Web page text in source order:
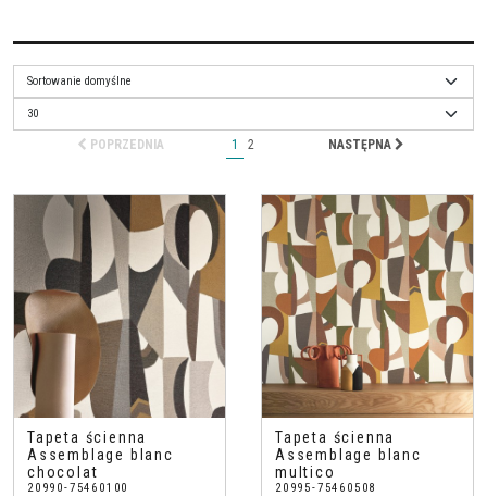
POPRZEDNIA 1 2 NASTĘPNA
Tapeta ścienna
Assemblage blanc
chocolat
20990-75460100
Tapeta ścienna
Assemblage blanc
multico
20995-75460508